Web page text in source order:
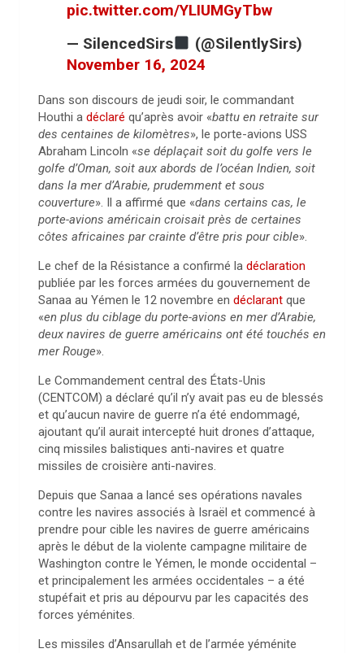
pic.twitter.com/YLIUMGyTbw
— SilencedSirs
(@SilentlySirs)
November 16, 2024
Dans son discours de jeudi soir, le commandant
Houthi a déclaré qu’après avoir «battu en retraite sur
des centaines de kilomètres», le porte-avions USS
Abraham Lincoln «se déplaçait soit du golfe vers le
golfe d’Oman, soit aux abords de l’océan Indien, soit
dans la mer d’Arabie, prudemment et sous
couverture». Il a affirmé que «dans certains cas, le
porte-avions américain croisait près de certaines
côtes africaines par crainte d’être pris pour cible».
Le chef de la Résistance a confirmé la déclaration
publiée par les forces armées du gouvernement de
Sanaa au Yémen le 12 novembre en déclarant que
«en plus du ciblage du porte-avions en mer d’Arabie,
deux navires de guerre américains ont été touchés en
mer Rouge».
Le Commandement central des États-Unis
(CENTCOM) a déclaré qu’il n’y avait pas eu de blessés
et qu’aucun navire de guerre n’a été endommagé,
ajoutant qu’il aurait intercepté huit drones d’attaque,
cinq missiles balistiques anti-navires et quatre
missiles de croisière anti-navires.
Depuis que Sanaa a lancé ses opérations navales
contre les navires associés à Israël et commencé à
prendre pour cible les navires de guerre américains
après le début de la violente campagne militaire de
Washington contre le Yémen, le monde occidental –
et principalement les armées occidentales – a été
stupéfait et pris au dépourvu par les capacités des
forces yéménites.
Les missiles d’Ansarullah et de l’armée yéménite